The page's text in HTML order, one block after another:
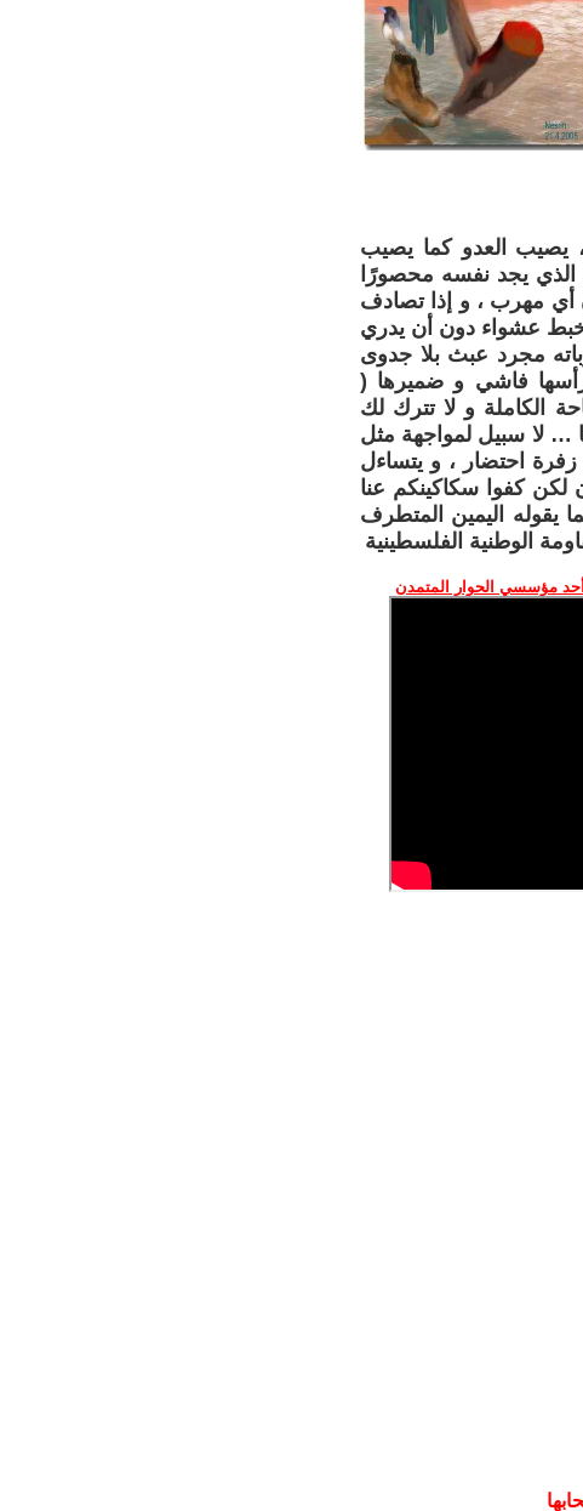
العدو كما يصيب
الذي يجد نفسه محصورًا
أي مهرب ، و إذا تصادف
خبط عشواء دون أن يدري
مجرد عبث بلا جدوى
فاشي و ضميرها (
الكاملة و لا تترك لك
… لا سبيل لمواجهة مثل
احتضار ، و يتساءل
لكن كفوا سكاكينكم عنا
يقوله اليمين المتطرف
الوطنية الفلسطينية
مؤسسي الحوار المتمدن